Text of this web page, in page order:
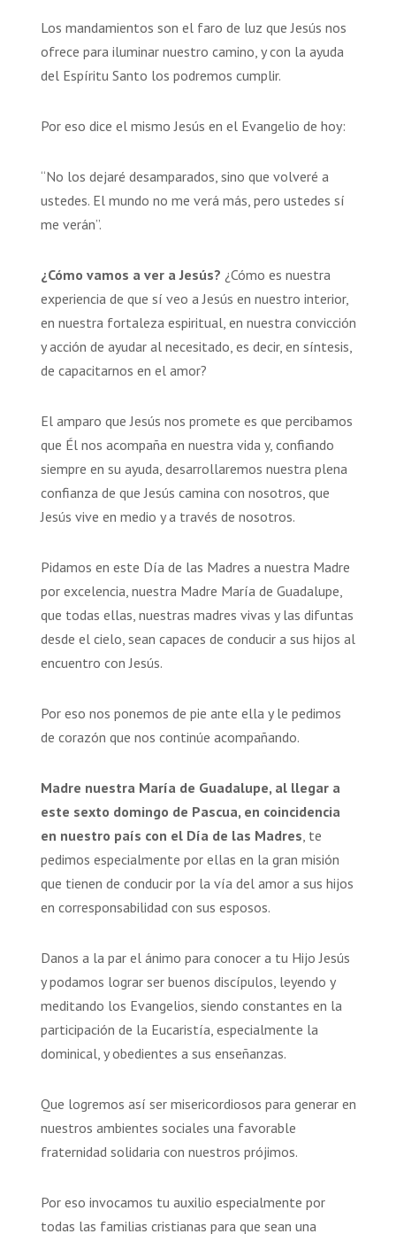
Los mandamientos son el faro de luz que Jesús nos
ofrece para iluminar nuestro camino, y con la ayuda
del Espíritu Santo los podremos cumplir.
Por eso dice el mismo Jesús en el Evangelio de hoy:
“No los dejaré desamparados, sino que volveré a
ustedes. El mundo no me verá más, pero ustedes sí
me verán”.
¿Cómo vamos a ver a Jesús? ¿Cómo es nuestra
experiencia de que sí veo a Jesús en nuestro interior,
en nuestra fortaleza espiritual, en nuestra convicción
y acción de ayudar al necesitado, es decir, en síntesis,
de capacitarnos en el amor?
El amparo que Jesús nos promete es que percibamos
que Él nos acompaña en nuestra vida y, confiando
siempre en su ayuda, desarrollaremos nuestra plena
confianza de que Jesús camina con nosotros, que
Jesús vive en medio y a través de nosotros.
Pidamos en este Día de las Madres a nuestra Madre
por excelencia, nuestra Madre María de Guadalupe,
que todas ellas, nuestras madres vivas y las difuntas
desde el cielo, sean capaces de conducir a sus hijos al
encuentro con Jesús.
Por eso nos ponemos de pie ante ella y le pedimos
de corazón que nos continúe acompañando.
Madre nuestra María de Guadalupe, al llegar a
este sexto domingo de Pascua, en coincidencia
en nuestro país con el Día de las Madres , te
pedimos especialmente por ellas en la gran misión
que tienen de conducir por la vía del amor a sus hijos
en corresponsabilidad con sus esposos.
Danos a la par el ánimo para conocer a tu Hijo Jesús
y podamos lograr ser buenos discípulos, leyendo y
meditando los Evangelios, siendo constantes en la
participación de la Eucaristía, especialmente la
dominical, y obedientes a sus enseñanzas.
Que logremos así ser misericordiosos para generar en
nuestros ambientes sociales una favorable
fraternidad solidaria con nuestros prójimos.
Por eso invocamos tu auxilio especialmente por
todas las familias cristianas para que sean una